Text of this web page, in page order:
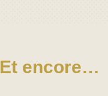
Et encore…